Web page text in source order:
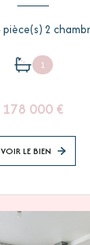
1
178 000 €
VOIR LE BIEN